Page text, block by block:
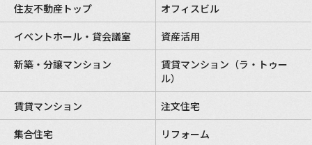
住友不動産トップ
オフィスビル
イベントホール・貸会議室
資産活用
新築・分譲マンション
賃貸マンション（ラ・トゥー
ル）
賃貸マンション
注文住宅
集合住宅
リフォーム